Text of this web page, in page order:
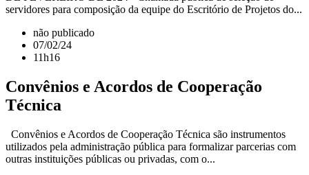
servidores para composição da equipe do Escritório de Projetos do...
não publicado
07/02/24
11h16
Convênios e Acordos de Cooperação
Técnica
Convênios e Acordos de Cooperação Técnica são instrumentos
utilizados pela administração pública para formalizar parcerias com
outras instituições públicas ou privadas, com o...